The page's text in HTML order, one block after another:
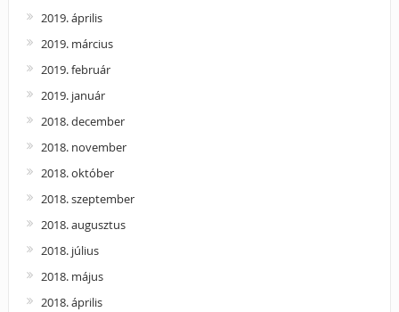
2019. április
2019. március
2019. február
2019. január
2018. december
2018. november
2018. október
2018. szeptember
2018. augusztus
2018. július
2018. május
2018. április